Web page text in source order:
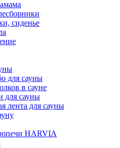
сиденье
для сауны
в сауне
для сауны
лента для сауны
HARVIA